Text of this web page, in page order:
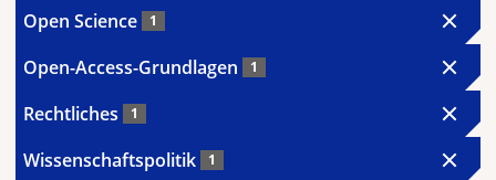
Open Science 1
Open-Access-Grundlagen 1
Rechtliches 1
Wissenschaftspolitik 1